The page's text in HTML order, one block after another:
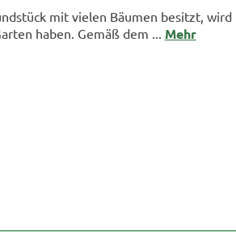
mit vielen Bäumen besitzt, wird
haben. Gemäß dem ... Mehr